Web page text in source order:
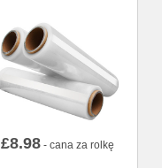
£8.98 - cana za rolkę